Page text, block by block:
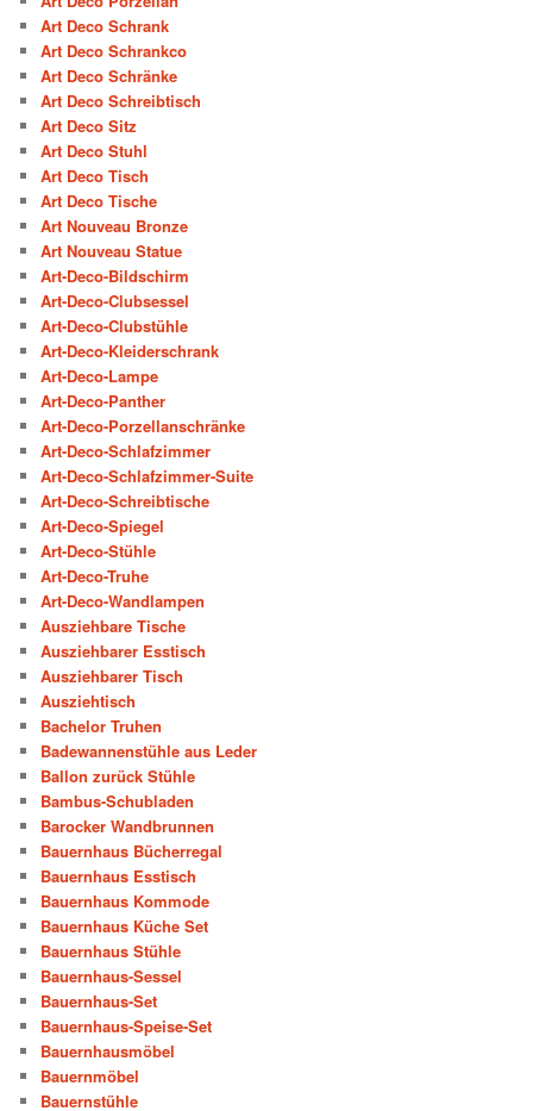
Art Deco Schrank
Art Deco Schrankco
Art Deco Schränke
Art Deco Schreibtisch
Art Deco Sitz
Art Deco Stuhl
Art Deco Tisch
Art Deco Tische
Art Nouveau Bronze
Art Nouveau Statue
Art-Deco-Bildschirm
Art-Deco-Clubsessel
Art-Deco-Clubstühle
Art-Deco-Kleiderschrank
Art-Deco-Lampe
Art-Deco-Panther
Art-Deco-Porzellanschränke
Art-Deco-Schlafzimmer
Art-Deco-Schlafzimmer-Suite
Art-Deco-Schreibtische
Art-Deco-Spiegel
Art-Deco-Stühle
Art-Deco-Truhe
Art-Deco-Wandlampen
Ausziehbare Tische
Ausziehbarer Esstisch
Ausziehbarer Tisch
Ausziehtisch
Bachelor Truhen
Badewannenstühle aus Leder
Ballon zurück Stühle
Bambus-Schubladen
Barocker Wandbrunnen
Bauernhaus Bücherregal
Bauernhaus Esstisch
Bauernhaus Kommode
Bauernhaus Küche Set
Bauernhaus Stühle
Bauernhaus-Sessel
Bauernhaus-Set
Bauernhaus-Speise-Set
Bauernhausmöbel
Bauernmöbel
Bauernstühle